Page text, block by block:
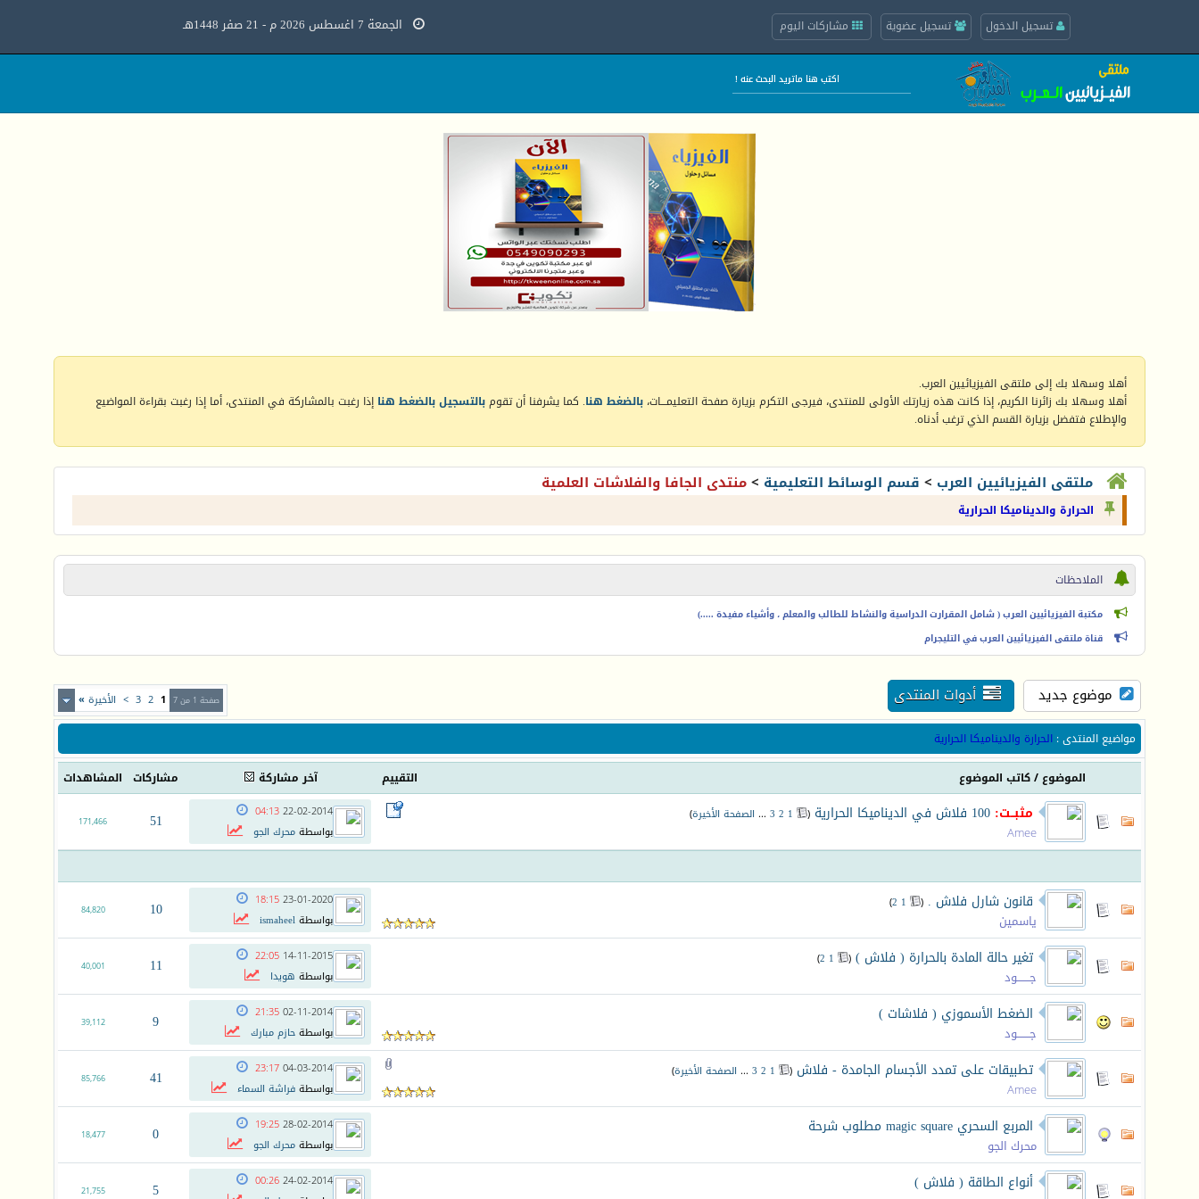
تسجيل الدخول تسجيل عضوية مشاركات اليوم الجمعة 7 اغسطس 2026 م - 21 صفر 1448هـ
أهلا وسهلا بك إلى ملتقى الفيزيائيين العرب.
أهلا وسهلا بك زائرنا الكريم، إذا كانت هذه زيارتك الأولى للمنتدى، فيرجى التكرم بزيارة صفحة التعليمـــات، بالضغط هنا. كما يشرفنا أن تقومبالتسجيل بالضغط هنا إذا رغبت بالمشاركة في المنتدى، أما إذا رغبت بقراءة المواضيع
والإطلاع فتفضل بزيارة القسم الذي ترغب أدناه.
ملتقى الفيزيائيين العرب > قسم الوسائط التعليمية >منتدى الجافا والفلاشات العلمية
الحرارة والديناميكا الحرارية
الملاحظات
مكتبة الفيزيائيين العرب ( شامل المقرارت الدراسية والنشاط للطالب والمعلم ، وأشياء مفيدة .....)
قناة ملتقى الفيزيائيين العرب في التليجرام
موضوع جديد أدوات المنتدى صفحة 1 من 7 1
2
3
> الأخيرة »
مواضيع المنتدى: الحرارة والديناميكا الحرارية
التقييم
الموضوع/كاتب الموضوع آخر مشاركة مشاركات المشاهدات
مثبــت: 100 فلاش في الديناميكا الحرارية (
1
2
3
... الصفحة الأخيرة)
Amee
22-02-2014
04:13
بواسطةمحرك الجو 51
171,466
قانون شارل فلاش . (
1
2
)
ياسمين
23-01-2020
18:15
بواسطةismaheel
10
84,820
تغير حالة المادة بالحرارة ( فلاش ) (
1
2
)
جـــــــود
14-11-2015
22:05
بواسطة هويدا 11
40,001
الضغط الأسموزي ( فلاشات )
جـــــــود
02-11-2014
21:35
بواسطةحازم مبارك 9
39,112
تطبيقات على تمدد الأجسام الجامدة - فلاش (
1
2
3
... الصفحة الأخيرة)
Amee
04-03-2014
23:17
بواسطةفراشة السماء 41
85,766
المربع السحري magic square مطلوب شرحة
محرك الجو
28-02-2014
19:25
بواسطةمحرك الجو 0
18,477
أنواع الطاقة ( فلاش ) 24-02-2014
00:26
5
21,755